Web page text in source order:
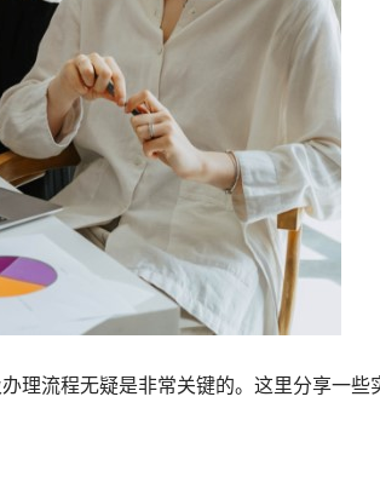
理流程无疑是非常关键的。这里分享一些